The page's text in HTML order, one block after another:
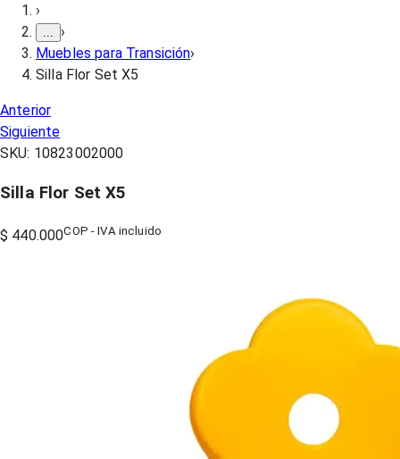
›
›
Muebles para Transición›
Silla Flor Set X5
Anterior
Siguiente
SKU: 10823002000
Silla Flor Set X5
$ 440.000COP - IVA incluido